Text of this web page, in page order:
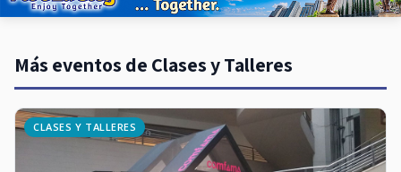
Más eventos de Clases y Talleres
CLASES Y TALLERES